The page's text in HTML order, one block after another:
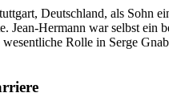
Deutschland, als Sohn
Jean-Hermann war selbst
Rolle in Serge